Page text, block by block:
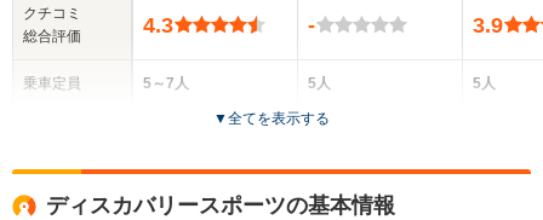
クチコミ
総合評価
乗車定員
4.3
5～7人
1.89m～1.9m
-
5人
5ドア
全高
1.65m
3.9
5人
▼全てを表示する
ディスカバリースポーツの基本情報